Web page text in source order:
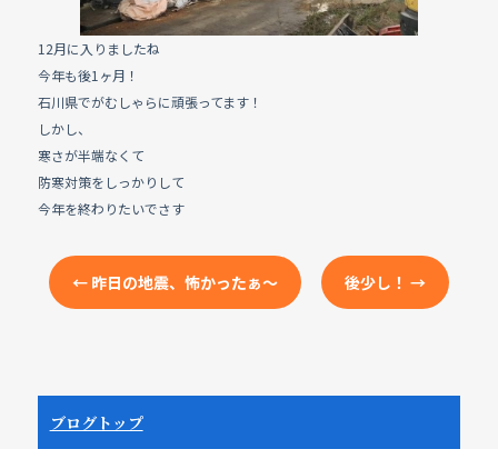
12月に入りましたね
今年も後1ヶ月！
石川県でがむしゃらに頑張ってます！
しかし、
寒さが半端なくて
防寒対策をしっかりして
今年を終わりたいでさす
←昨日の地震、怖かったぁ〜 後少し！→
ブログトップ